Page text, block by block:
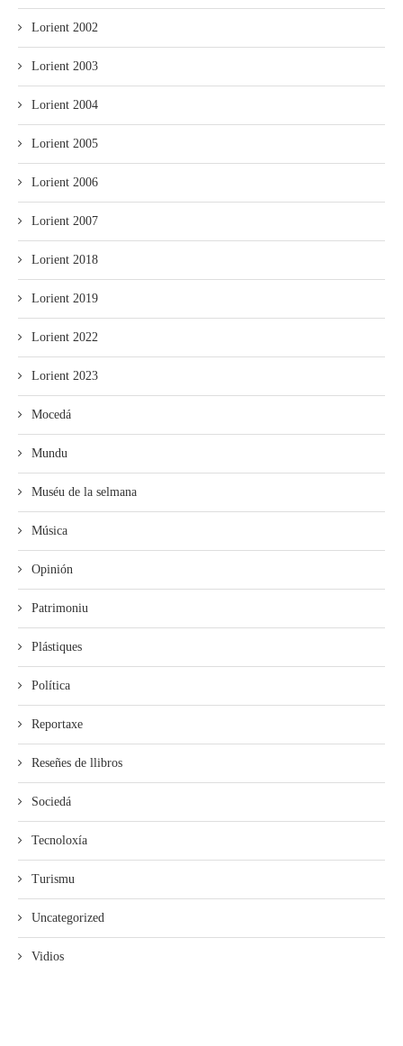
Lorient 2002
Lorient 2003
Lorient 2004
Lorient 2005
Lorient 2006
Lorient 2007
Lorient 2018
Lorient 2019
Lorient 2022
Lorient 2023
Mocedá
Mundu
Muséu de la selmana
Música
Opinión
Patrimoniu
Plástiques
Política
Reportaxe
Reseñes de llibros
Sociedá
Tecnoloxía
Turismu
Uncategorized
Vidios